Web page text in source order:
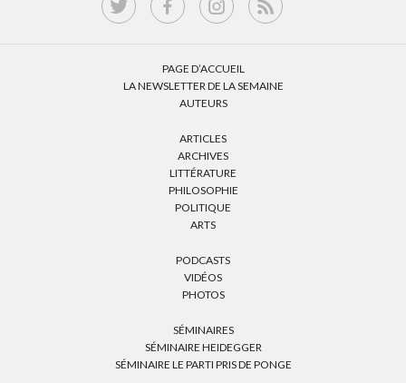
PAGE D’ACCUEIL
LA NEWSLETTER DE LA SEMAINE
AUTEURS
ARTICLES
ARCHIVES
LITTÉRATURE
PHILOSOPHIE
POLITIQUE
ARTS
PODCASTS
VIDÉOS
PHOTOS
SÉMINAIRES
SÉMINAIRE HEIDEGGER
SÉMINAIRE LE PARTI PRIS DE PONGE